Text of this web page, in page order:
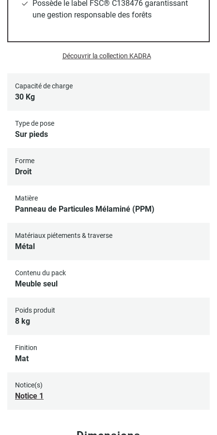
et durabilité tout en apportant une touche contemporaine à
Pour plus de sécurité, Mob-in recommande de fixer votre
portant au mur.
Capacité de charge
30 Kg
Type de pose
Sur pieds
Forme
Droit
Matière
Panneau de Particules Mélaminé (PPM)
Matériaux piétements & traverse
Métal
Contenu du pack
Meuble seul
Poids produit
8 kg
Finition
Mat
Notice(s)
Notice 1
Possède le label FSC® C138476 garantissant
une gestion responsable des forêts
Découvrir la collection KADRA